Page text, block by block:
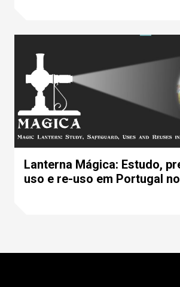
Lanterna Mágica: Estudo,
uso e re-uso em Portugal